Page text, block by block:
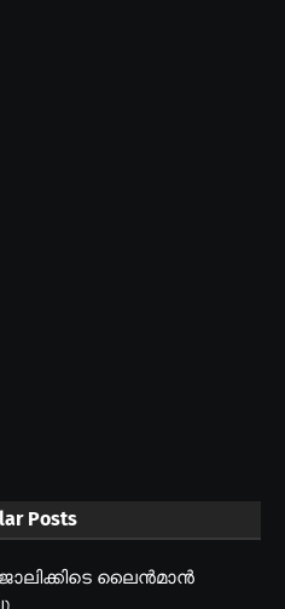
Posts
ലൈൻമാൻ